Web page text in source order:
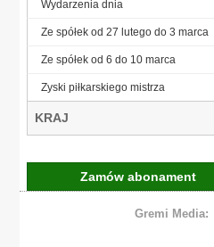
Wydarzenia dnia
Ze spółek od 27 lutego do 3 marca
Ze spółek od 6 do 10 marca
Zyski piłkarskiego mistrza
KRAJ
Zamów abonament
Gremi Media: